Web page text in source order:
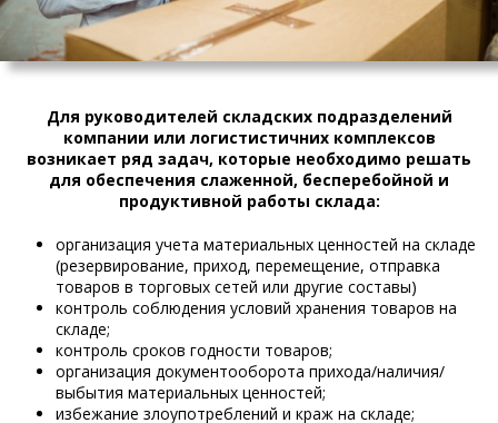
Для руководителей складских подразделений
компании или логистистичних комплексов
возникает ряд задач, которые необходимо решать
для обеспечения слаженной, бесперебойной и
продуктивной работы склада:
организация учета материальных ценностей на складе
(резервирование, приход, перемещение, отправка
товаров в торговых сетей или другие составы)
контроль соблюдения условий хранения товаров на
складе;
контроль сроков годности товаров;
организация документооборота прихода/наличия/
выбытия материальных ценностей;
избежание злоупотреблений и краж на складе;